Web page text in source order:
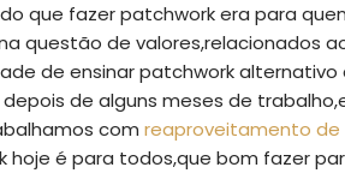
que fazer patchwork era para
questão de valores,relacionados
de ensinar patchwork
de alguns meses de
com reaproveitamento de
hoje é para todos,que bom fazer